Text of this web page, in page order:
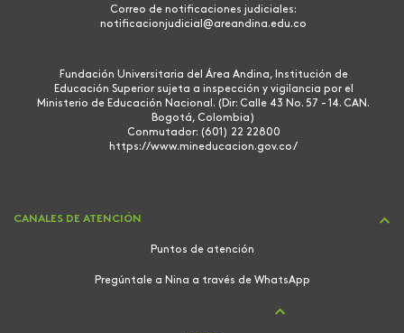
Correo de notificaciones judiciales:
notificacionjudicial@areandina.edu.co
Fundación Universitaria del Área Andina, Institución de
Educación Superior sujeta a inspección y vigilancia por el
Ministerio de Educación Nacional. (Dir: Calle 43 No. 57 - 14. CAN.
Bogotá, Colombia)
Conmutador: (601) 22 22800
https://www.mineducacion.gov.co/
CANALES DE ATENCIÓN
Puntos de atención
Pregúntale a Nina a través de WhatsApp